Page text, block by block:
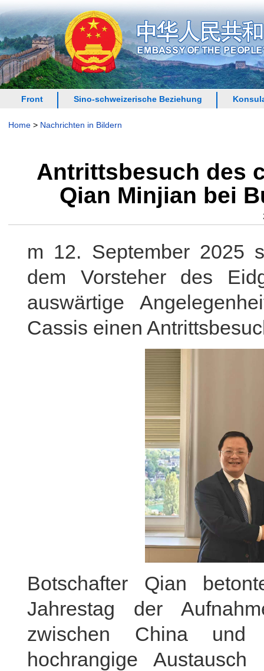
Front Sino-schweizerische Beziehung
Home > Nachrichten in Bildern
Antrittsbesuch des
Qian Minjian bei
m 12. September 2025
dem Vorsteher des
auswärtige
Cassis einen
Botschafter Qian
Jahrestag der
zwischen China
hochrangige